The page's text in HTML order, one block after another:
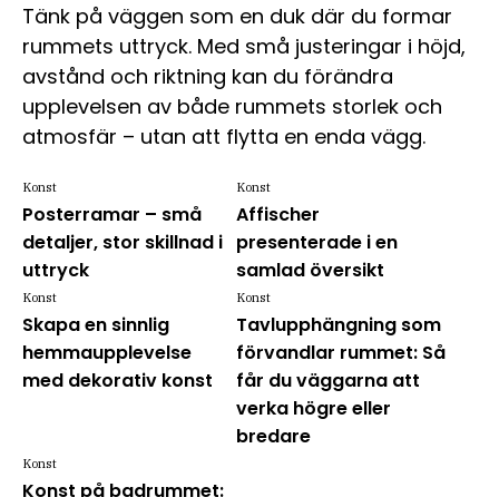
Tänk på väggen som en duk där du formar
rummets uttryck. Med små justeringar i höjd,
avstånd och riktning kan du förändra
upplevelsen av både rummets storlek och
atmosfär – utan att flytta en enda vägg.
Posterramar – små
detaljer, stor skillnad i
uttryck
Konst
Affischer
presenterade i en
samlad översikt
Konst
Skapa en sinnlig
hemmaupplevelse
med dekorativ konst
Konst
Tavlupphängning som
förvandlar rummet: Så
får du väggarna att
verka högre eller
bredare
Konst
Konst på badrummet:
Konst